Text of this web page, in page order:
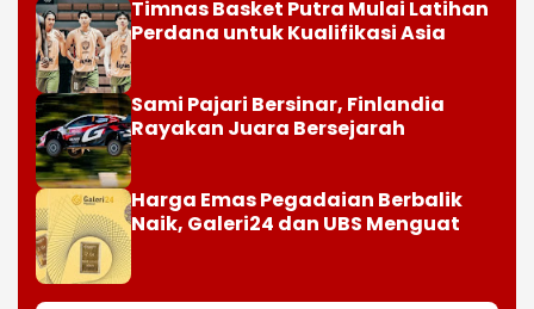
Timnas Basket Putra Mulai Latihan
Perdana untuk Kualifikasi Asia
Sami Pajari Bersinar, Finlandia
Rayakan Juara Bersejarah
Harga Emas Pegadaian Berbalik
Naik, Galeri24 dan UBS Menguat